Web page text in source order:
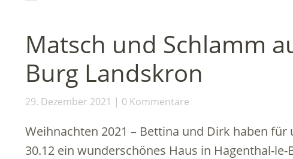
Matsch und Schlamm
Burg Landskron
29. Dezember 2021 0 Kommentare
Weihnachten 2021 – Bettina und Dirk haben für
30.12 ein wunderschönes Haus in Hagenthal-